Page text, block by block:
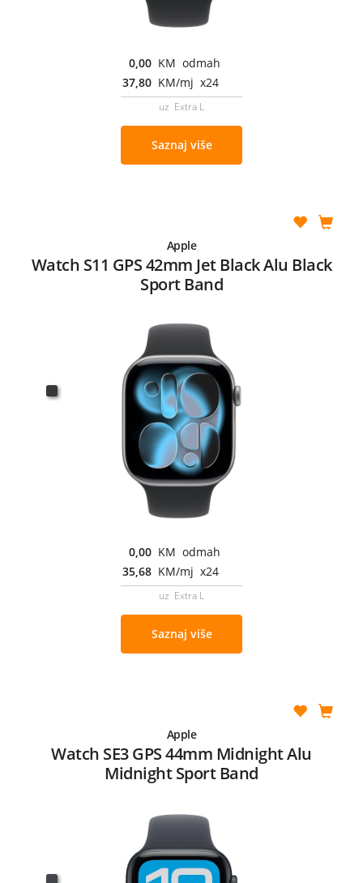
0,00 KM odmah
37,80 KM/mj x24
uz Extra L
Saznaj više
Apple
Watch S11 GPS 42mm Jet Black Alu Black
Sport Band
0,00 KM odmah
35,68 KM/mj x24
uz Extra L
Saznaj više
Apple
Watch SE3 GPS 44mm Midnight Alu
Midnight Sport Band